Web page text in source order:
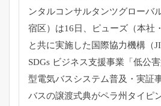
ンタルコンサルタンツグローバ
宿区）は16日、ピューズ（本社
と共に実施した国際協力機構（
SDGs ビジネス支援事業「低公
型電気バスシステム普及・実証
バスの譲渡式典がペラ州タイピ